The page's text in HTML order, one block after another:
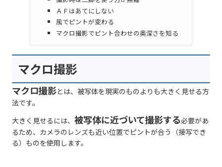
ＡＦはあてにしない
風でピントが変わる
マクロ撮影でピント合わせの奥深さを知る
マクロ撮影
マクロ撮影とは、被写体を現実のものよりも大きく見せる方
法です。
大きく見せるには、 被写体に近づいて撮影する必要があ
るため、カメラのレンズも近い位置でピントが合う（接写でき
る）ものを使用します。